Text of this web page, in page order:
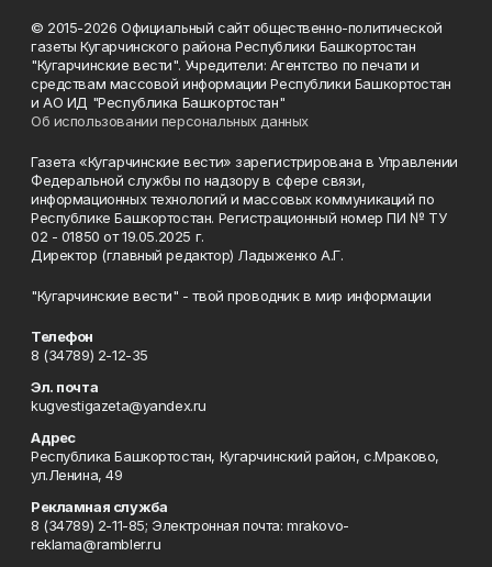
© 2015-2026 Официальный сайт общественно-политической
газеты Кугарчинского района Республики Башкортостан
"Кугарчинские вести". Учредители: Агентство по печати и
средствам массовой информации Республики Башкортостан
и АО ИД "Республика Башкортостан"
Об использовании персональных данных
Газета «Кугарчинские вести» зарегистрирована в Управлении
Федеральной службы по надзору в сфере связи,
информационных технологий и массовых коммуникаций по
Республике Башкортостан. Регистрационный номер ПИ № ТУ
02 - 01850 от 19.05.2025 г.
Директор (главный редактор) Ладыженко А.Г.
"Кугарчинские вести" - твой проводник в мир информации
Телефон
8 (34789) 2-12-35
Эл. почта
kugvestigazeta@yandex.ru
Адрес
Республика Башкортостан, Кугарчинский район, с.Мраково,
ул.Ленина, 49
Рекламная служба
8 (34789) 2-11-85; Электронная почта: mrakovo-
reklama@rambler.ru